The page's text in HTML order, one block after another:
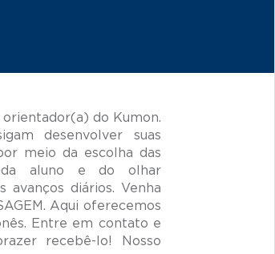
do Kumon.
desenvolver suas
meio da escolha das
aluno e do olhar
avanços diários. Venha
Aqui oferecemos
Entre em contato e
recebê-lo! Nosso